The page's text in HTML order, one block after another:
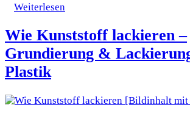
Weiterlesen
Wie Kunststoff lackieren –
Grundierung &
Plastik